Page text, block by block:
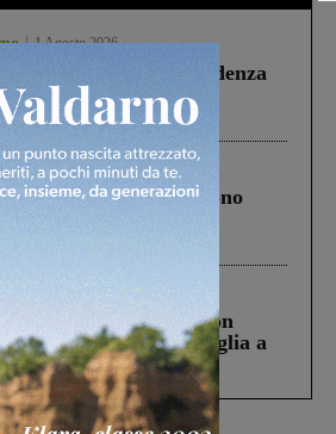
1 Agosto 2026
finanziata oltre la scadenza
Fratelli d’Italia: “Un
Governo”
in A1 in cui morirono
Lo schianto, il
ai sorpassi fra tir....
struttura di Castiglion
che aveva ucciso la figlia a